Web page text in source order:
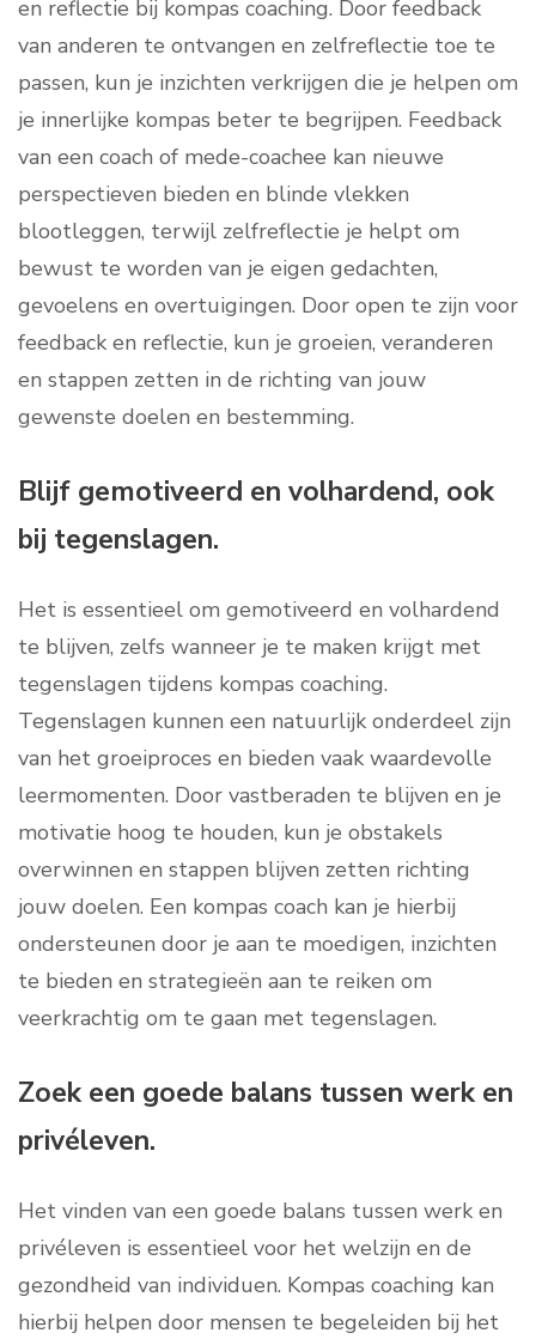
en reflectie bij kompas coaching. Door feedback
van anderen te ontvangen en zelfreflectie toe te
passen, kun je inzichten verkrijgen die je helpen om
je innerlijke kompas beter te begrijpen. Feedback
van een coach of mede-coachee kan nieuwe
perspectieven bieden en blinde vlekken
blootleggen, terwijl zelfreflectie je helpt om
bewust te worden van je eigen gedachten,
gevoelens en overtuigingen. Door open te zijn voor
feedback en reflectie, kun je groeien, veranderen
en stappen zetten in de richting van jouw
gewenste doelen en bestemming.
Blijf gemotiveerd en volhardend, ook
bij tegenslagen.
Het is essentieel om gemotiveerd en volhardend
te blijven, zelfs wanneer je te maken krijgt met
tegenslagen tijdens kompas coaching.
Tegenslagen kunnen een natuurlijk onderdeel zijn
van het groeiproces en bieden vaak waardevolle
leermomenten. Door vastberaden te blijven en je
motivatie hoog te houden, kun je obstakels
overwinnen en stappen blijven zetten richting
jouw doelen. Een kompas coach kan je hierbij
ondersteunen door je aan te moedigen, inzichten
te bieden en strategieën aan te reiken om
veerkrachtig om te gaan met tegenslagen.
Zoek een goede balans tussen werk en
privéleven.
Het vinden van een goede balans tussen werk en
privéleven is essentieel voor het welzijn en de
gezondheid van individuen. Kompas coaching kan
hierbij helpen door mensen te begeleiden bij het